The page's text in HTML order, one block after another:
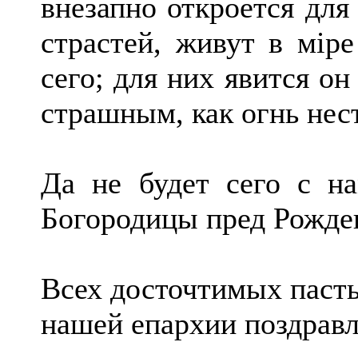
внезапно откроется
страстей, живут в
сего; для них явится
страшным, как огнь
Да не будет сего с
Богородицы пред
Всех досточтимых
нашей епархии